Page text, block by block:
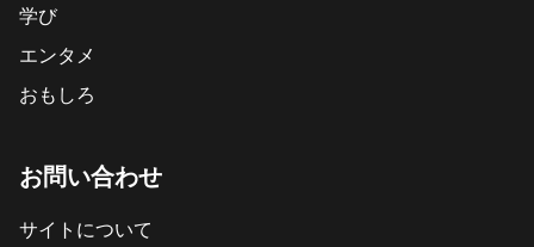
学び
エンタメ
おもしろ
お問い合わせ
サイトについて